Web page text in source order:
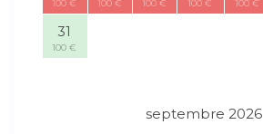
100 € 100 € 100 € 100 € 100 €
31
100 €
septembre 2026